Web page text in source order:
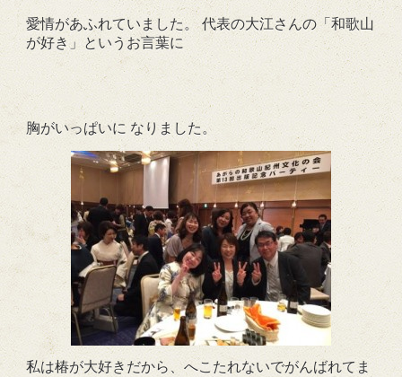
愛情があふれていました。 代表の大江さんの「和歌山
が好き」というお言葉に
胸がいっぱいに なりました。
私は椿が大好きだから、へこたれないでがんばれてま